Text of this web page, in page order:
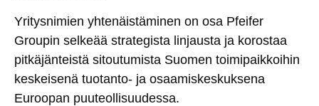
Yritysnimien yhtenäistäminen on osa Pfeifer
Groupin selkeää strategista linjausta ja korostaa
pitkäjänteistä sitoutumista Suomen toimipaikkoihin
keskeisenä tuotanto- ja osaamiskeskuksena
Euroopan puuteollisuudessa.